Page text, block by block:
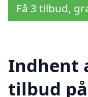
Få 3 tilbud,
Indhent
tilbud